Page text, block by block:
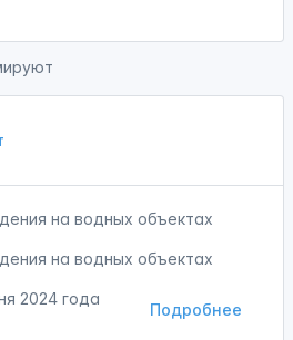
на водных объектах
на водных объектах
Подробнее
2024 года